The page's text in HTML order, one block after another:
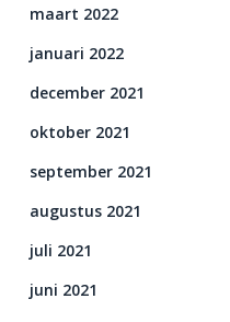
maart 2022
januari 2022
december 2021
oktober 2021
september 2021
augustus 2021
juli 2021
juni 2021